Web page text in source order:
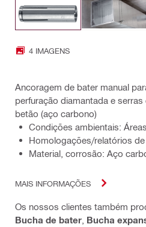
4 IMAGENS
Ancoragem de bater manual
perfuração diamantada e
betão (aço carbono)
Condições ambientais:
Homologações/relatórios
Material, corrosão: Aço
MAIS INFORMAÇÕES
Os nossos clientes também
Bucha de bater Bucha